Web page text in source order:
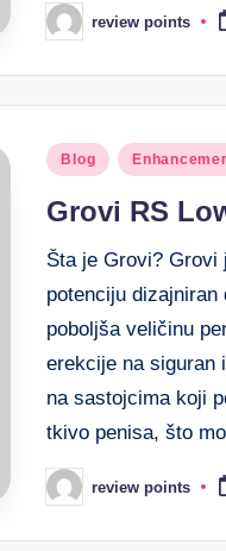
review points
Blog
Grovi RS
Šta je Grovi?
potenciju
poboljša veličinu
erekcije na siguran
na sastojcima koji
tkivo penisa, što
review points